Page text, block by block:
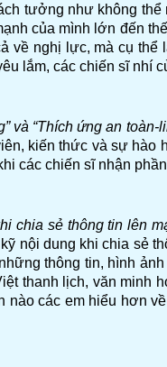
tưởng như không
của mình lớn đến
nghị lực, mà cụ thể
lắm, các chiến sĩ nhí
và “Thích ứng an
kiến thức và sự hào
các chiến sĩ nhận
chia sẻthông tin lên
nội dung khi chia sẻ
thông tin, hình
thanh lịch, văn minh
các em hiểu hơn